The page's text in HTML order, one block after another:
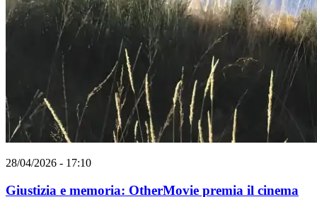
28/04/2026 - 17:10
Giustizia e memoria: OtherMovie premia il cinema